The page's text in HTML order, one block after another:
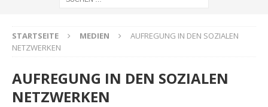
STARTSEITE MEDIEN
AUFREGUNG IN DEN SOZIALEN
NETZWERKEN
AUFREGUNG IN DEN SOZIALEN
NETZWERKEN